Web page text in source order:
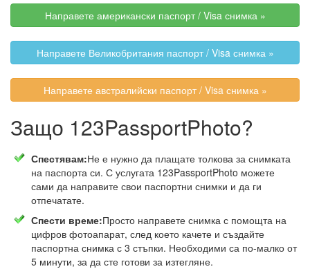
Направете американски паспорт / Visa снимка »
Направете Великобритания паспорт / Visa снимка »
Направете австралийски паспорт / Visa снимка »
Защо 123PassportPhoto?
Спестявам:Не е нужно да плащате толкова за снимката
на паспорта си. С услугата 123PassportPhoto можете
сами да направите свои паспортни снимки и да ги
отпечатате.
Спести време:Просто направете снимка с помощта на
цифров фотоапарат, след което качете и създайте
паспортна снимка с 3 стъпки. Необходими са по-малко от
5 минути, за да сте готови за изтегляне.